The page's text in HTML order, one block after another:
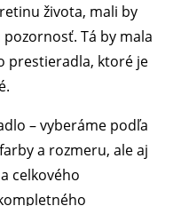
života, mali by
Tá by mala
prestieradla, ktoré je
– vyberáme podľa
a rozmeru, ale aj
celkového